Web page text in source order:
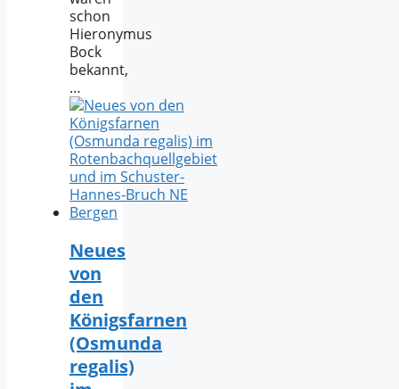
schon
Hieronymus
Bock
bekannt,
…
Neues
von
den
Königsfarnen
(Osmunda
regalis)